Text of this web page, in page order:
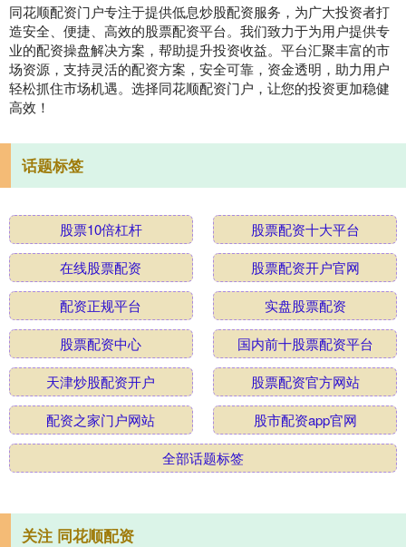
同花顺配资门户专注于提供低息炒股配资服务，为广大投资者打
造安全、便捷、高效的股票配资平台。我们致力于为用户提供专
业的配资操盘解决方案，帮助提升投资收益。平台汇聚丰富的市
场资源，支持灵活的配资方案，安全可靠，资金透明，助力用户
轻松抓住市场机遇。选择同花顺配资门户，让您的投资更加稳健
高效！
话题标签
股票10倍杠杆
股票配资十大平台
在线股票配资
股票配资开户官网
配资正规平台
实盘股票配资
股票配资中心
国内前十股票配资平台
天津炒股配资开户
股票配资官方网站
配资之家门户网站
股市配资app官网
全部话题标签
关注 同花顺配资